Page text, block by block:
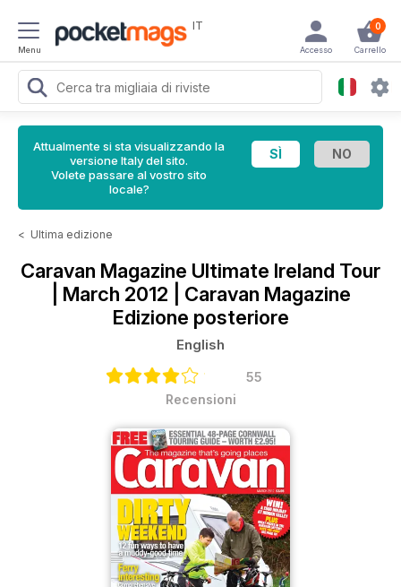
Menu
IT 0
Carrello
Accesso
Attualmente si sta visualizzando la
versione Italy del sito.
Volete passare al vostro sito
locale?
< Ultima edizione
Caravan Magazine Ultimate Ireland Tour
| March 2012 | Caravan Magazine
Edizione posteriore
English
55
Recensioni